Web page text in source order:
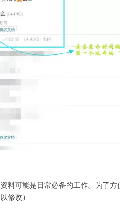
料可能是日常必备的工作。为了
修改）